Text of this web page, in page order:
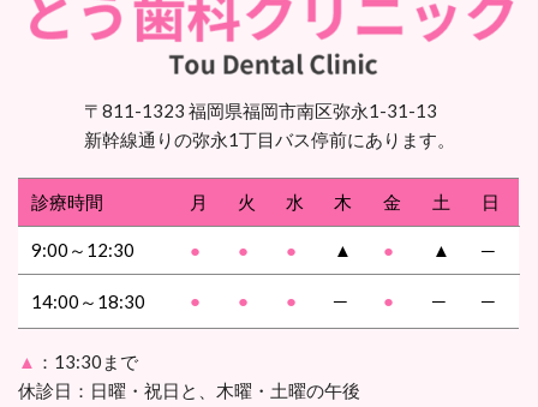
〒811-1323 福岡県福岡市南区弥永1-31-13
新幹線通りの弥永1丁目バス停前にあります。
診療時間 月 火 水 木 金 土 日
9:00～12:30 ● ● ● ▲ ● ▲ ─
14:00～18:30 ● ● ● ─ ● ─ ─
▲ ：13:30まで
休診日：日曜・祝日と、木曜・土曜の午後